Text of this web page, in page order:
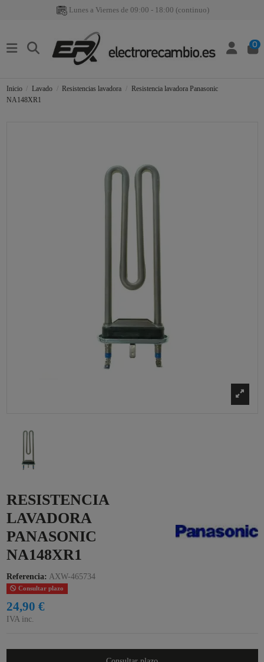
Lunes a Viernes de 09:00 - 18:00 (continuo)
0
Inicio Lavado Resistencias lavadora
Resistencia lavadora Panasonic
NA148XR1
RESISTENCIA
LAVADORA
PANASONIC
NA148XR1
Referencia: AXW-465734
Consultar plazo
24,90 €
IVA inc.